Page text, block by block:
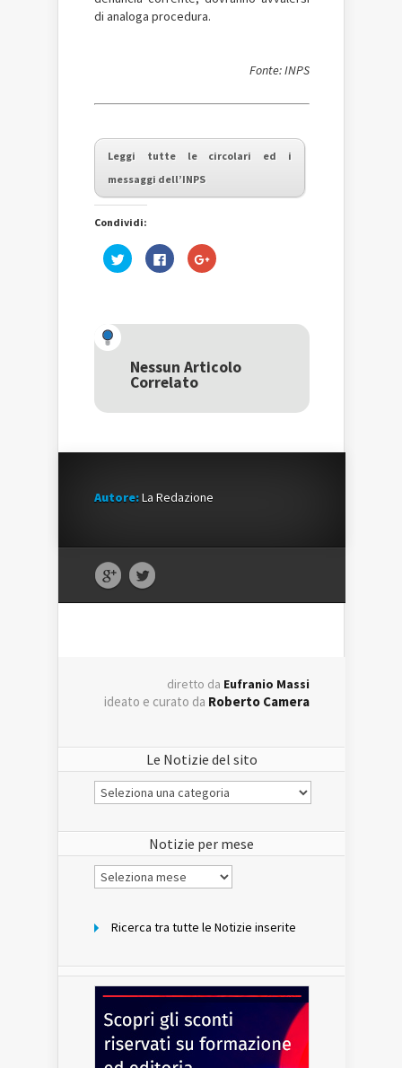
di analoga procedura.
Fonte: INPS
Leggi tutte le circolari ed i
messaggi dell’INPS
Condividi:
Fai
clic
una
nuova
finestra)
Fai
clic
nuova
finestra)
Fai
clic
una
nuova
Nessun Articolo
Correlato
Autore:La Redazione
diretto da Eufranio Massi
ideato e curato da Roberto Camera
Le Notizie del sito
Le
Notizie
Notizie per mese
Notizie
per
Ricerca tra tutte le Notizie inserite